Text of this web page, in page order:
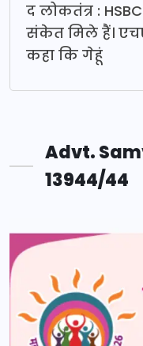
द लोकतंत्र :
संकेत मिले हैं।
कहा कि गेहूं
Advt.
13944/44